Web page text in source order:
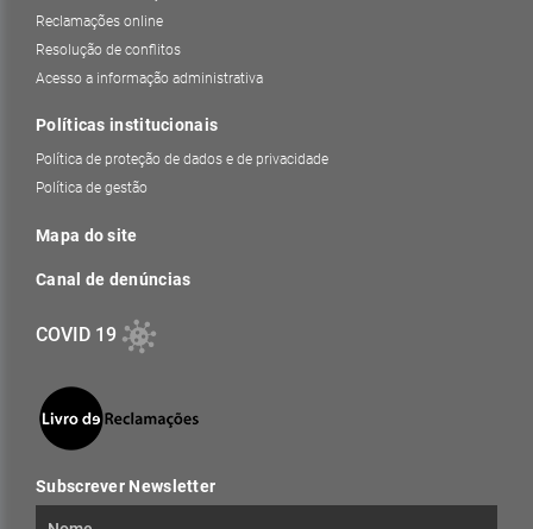
Reclamações online
Resolução de conflitos
Acesso a informação administrativa
Políticas institucionais
Política de proteção de dados e de privacidade
Política de gestão
Mapa do site
Canal de denúncias
COVID 19
Subscrever Newsletter